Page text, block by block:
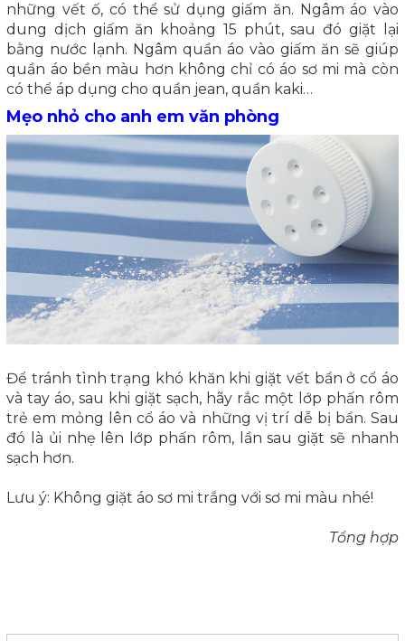
những vết ố, có thể sử dụng giấm ăn. Ngâm áo vào
dung dịch giấm ăn khoảng 15 phút, sau đó giặt lại
bằng nước lạnh. Ngâm quần áo vào giấm ăn sẽ giúp
quần áo bền màu hơn không chỉ có áo sơ mi mà còn
có thể áp dụng cho quần jean, quần kaki…
Mẹo nhỏ cho anh em văn phòng
Để tránh tình trạng khó khăn khi giặt vết bẩn ở cổ áo
và tay áo, sau khi giặt sạch, hãy rắc một lớp phấn rôm
trẻ em mỏng lên cổ áo và những vị trí dễ bị bẩn. Sau
đó là ủi nhẹ lên lớp phấn rôm, lần sau giặt sẽ nhanh
sạch hơn.
Lưu ý: Không giặt áo sơ mi trắng với sơ mi màu nhé!
Tổng hợp